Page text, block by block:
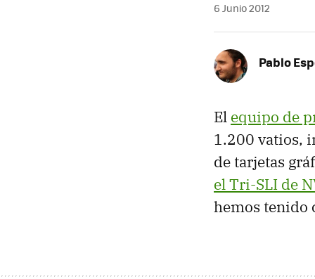
6 Junio 2012
Pablo
El equipo de
1.200 vatios,
de tarjetas
el Tri-SLI de
hemos tenido